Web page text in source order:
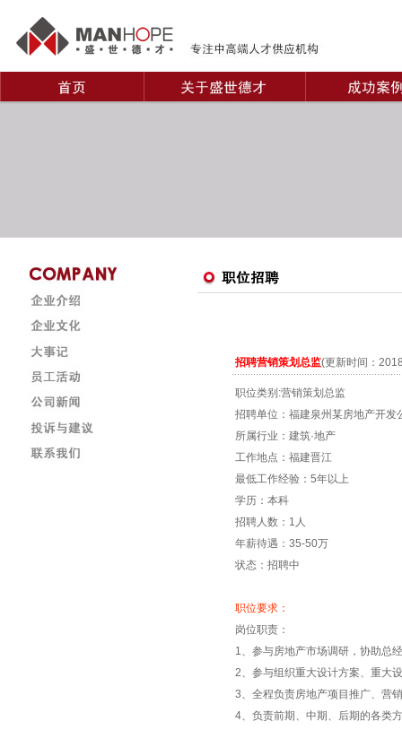
招聘营销策划总监(更新时间：
职位类别:营销策划总监
招聘单位：福建泉州某房地产开发
所属行业：建筑·地产
工作地点：福建晋江
最低工作经验：5年以上
学历：本科
招聘人数：1人
年薪待遇：35-50万
状态：招聘中
职位要求：
岗位职责：
1、参与房地产市场调研，协助总
2、参与组织重大设计方案、重大
3、全程负责房地产项目推广、营
4、负责前期、中期、后期的各类